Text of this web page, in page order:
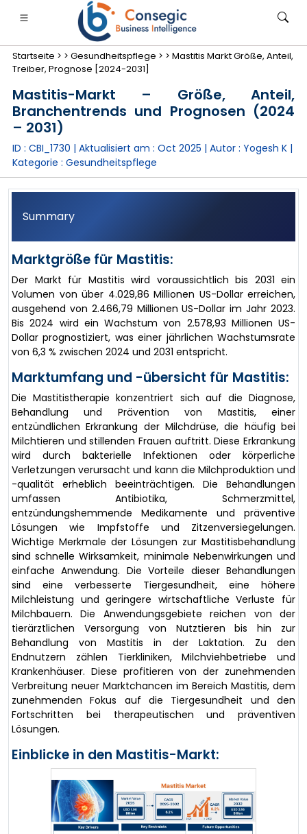
Finanzdienstleistungen und Versicherungen
• Fallstudien
Startseite > > Gesundheitspflege > > Mastitis Markt Größe, Anteil,
Treiber, Prognose [2024-2031]
Mastitis-Markt – Größe, Anteil,
Branchentrends und Prognosen (2024
– 2031)
ID : CBI_1730 | Aktualisiert am : Oct 2025 | Autor : Yogesh K|
Kategorie : Gesundheitspflege
Summary
Marktgröße für Mastitis:
Der Markt für Mastitis wird voraussichtlich bis 2031 ein
Volumen von über 4.029,86 Millionen US-Dollar erreichen,
ausgehend von 2.466,79 Millionen US-Dollar im Jahr 2023.
Bis 2024 wird ein Wachstum von 2.578,93 Millionen US-
Dollar prognostiziert, was einer jährlichen Wachstumsrate
von 6,3 % zwischen 2024 und 2031 entspricht.
Marktumfang und -übersicht für Mastitis:
Die Mastitistherapie konzentriert sich auf die Diagnose,
Behandlung und Prävention von Mastitis, einer
entzündlichen Erkrankung der Milchdrüse, die häufig bei
Milchtieren und stillenden Frauen auftritt. Diese Erkrankung
wird durch bakterielle Infektionen oder körperliche
Verletzungen verursacht und kann die Milchproduktion und
-qualität erheblich beeinträchtigen. Die Behandlungen
umfassen Antibiotika, Schmerzmittel,
entzündungshemmende Medikamente und präventive
Lösungen wie Impfstoffe und Zitzenversiegelungen.
Wichtige Merkmale der Lösungen zur Mastitisbehandlung
sind schnelle Wirksamkeit, minimale Nebenwirkungen und
einfache Anwendung. Die Vorteile dieser Behandlungen
sind eine verbesserte Tiergesundheit, eine höhere
Milchleistung und geringere wirtschaftliche Verluste für
Milchbauern. Die Anwendungsgebiete reichen von der
tierärztlichen Versorgung von Nutztieren bis hin zur
Behandlung von Mastitis in der Laktation. Zu den
Endnutzern zählen Tierkliniken, Milchviehbetriebe und
Krankenhäuser. Diese profitieren von der zunehmenden
Verbreitung neuer Marktchancen im Bereich Mastitis, dem
zunehmenden Fokus auf die Tiergesundheit und den
Fortschritten bei therapeutischen und präventiven
Lösungen.
Einblicke in den Mastitis-Markt: